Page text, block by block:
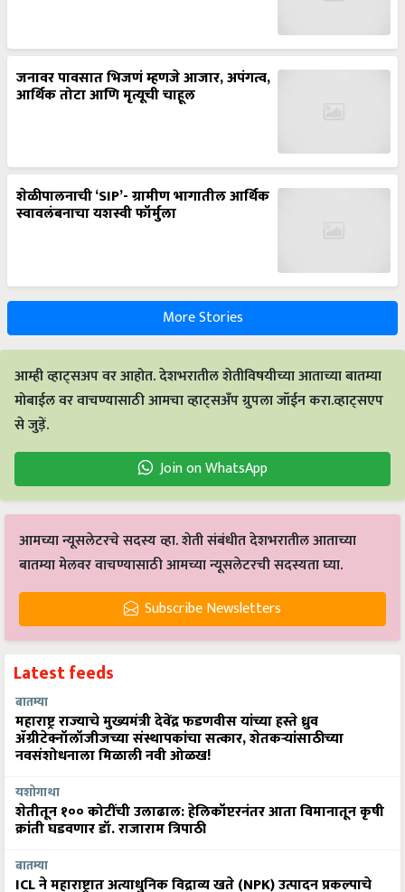
जनावर पावसात भिजणं म्हणजे आजार, अपंगत्व,
आर्थिक तोटा आणि मृत्यूची चाहूल
शेळीपालनाची ‘SIP’- ग्रामीण भागातील आर्थिक
स्वावलंबनाचा यशस्वी फॉर्मुला
More Stories
आम्ही व्हाट्सअप वर आहोत. देशभरातील शेतीविषयीच्या आताच्या बातम्या
मोबाईल वर वाचण्यासाठी आमचा व्हाट्सअँप ग्रुपला जॉईन करा.व्हाट्सएप
से जुड़ें.
Join on WhatsApp
आमच्या न्यूसलेटरचे सदस्य व्हा. शेती संबंधीत देशभरातील आताच्या
बातम्या मेलवर वाचण्यासाठी आमच्या न्यूसलेटरची सदस्यता घ्या.
Subscribe Newsletters
Latest feeds
बातम्या
महाराष्ट्र राज्याचे मुख्यमंत्री देवेंद्र फडणवीस यांच्या हस्ते ध्रुव
ॲग्रीटेक्नॉलॉजीजच्या संस्थापकांचा सत्कार, शेतकऱ्यांसाठीच्या
नवसंशोधनाला मिळाली नवी ओळख!
यशोगाथा
शेतीतून १०० कोटींची उलाढाल: हेलिकॉप्टरनंतर आता विमानातून कृषी
क्रांती घडवणार डॉ. राजाराम त्रिपाठी
बातम्या
ICL ने महाराष्ट्रात अत्याधुनिक विद्राव्य खते (NPK) उत्पादन प्रकल्पाचे